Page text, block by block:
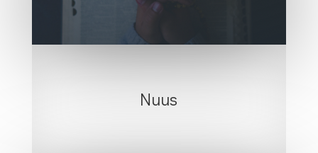
Nuus